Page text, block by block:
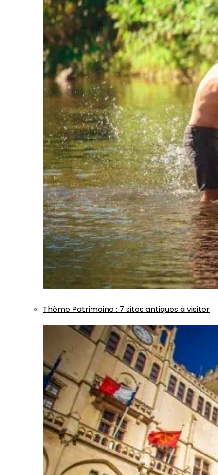
Thème Patrimoine: 7 sites antiques à visiter